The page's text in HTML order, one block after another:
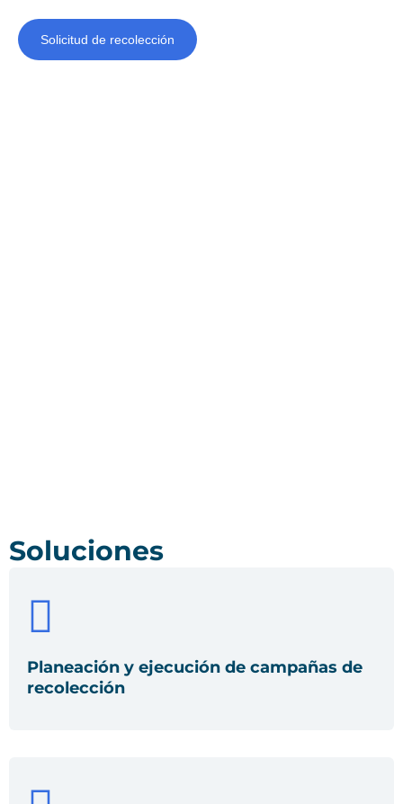
Solicitud de recolección
Soluciones
Planeación y ejecución de campañas de
recolección